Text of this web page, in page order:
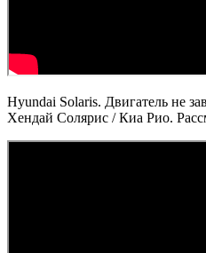
Hyundai Solaris. Двигатель не
Хендай Солярис / Киа Рио.